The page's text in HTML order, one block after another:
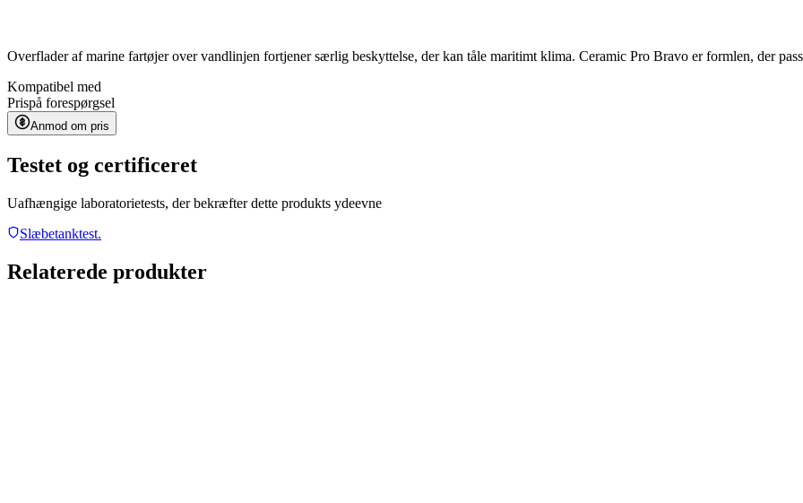
Overflader af marine fartøjer over vandlinjen fortjener særlig beskyttelse, der kan tåle maritimt klima. Ceramic Pro Bravo er formlen, der
Kompatibel med
Prispå forespørgsel
Anmod om pris
Testet og certificeret
Uafhængige laboratorietests, der bekræfter dette produkts ydeevne
Slæbetanktest.
Relaterede produkter